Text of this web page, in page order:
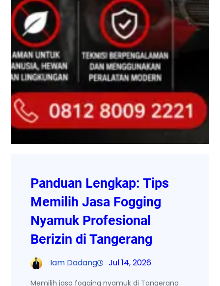
Panduan Lengkap: Tips
Memilih Jasa Fogging
Nyamuk Profesional
Berizin di Tangerang
Iam Dadang Jul 14, 2026
Memilih jasa fogging nyamuk di Tangerang